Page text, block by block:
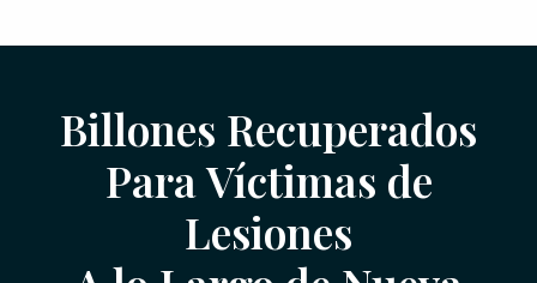
Billones Recuperados
Para Víctimas de
Lesiones